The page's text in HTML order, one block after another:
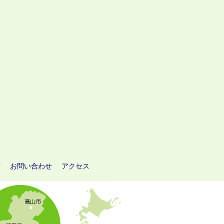
お問い合わせ アクセス